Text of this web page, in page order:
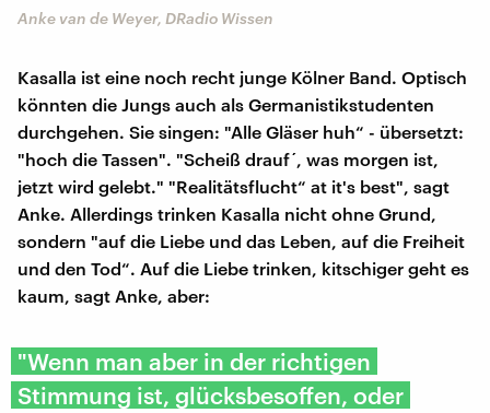
Anke van de Weyer, DRadio Wissen
Kasalla ist eine noch recht junge Kölner Band. Optisch
könnten die Jungs auch als Germanistikstudenten
durchgehen. Sie singen: "Alle Gläser huh“ - übersetzt:
"hoch die Tassen". "Scheiß drauf´, was morgen ist,
jetzt wird gelebt." "Realitätsflucht“ at it's best", sagt
Anke. Allerdings trinken Kasalla nicht ohne Grund,
sondern "auf die Liebe und das Leben, auf die Freiheit
und den Tod“. Auf die Liebe trinken, kitschiger geht es
kaum, sagt Anke, aber:
"Wenn man aber in der richtigen
Stimmung ist, glücksbesoffen, oder